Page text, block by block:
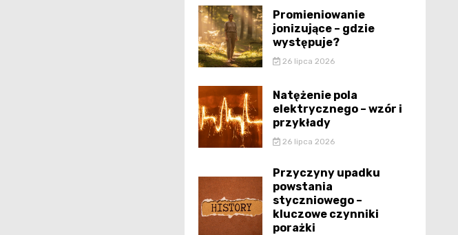
Promieniowanie
jonizujące – gdzie
występuje?
26 lipca 2026
Natężenie pola
elektrycznego – wzór i
przykłady
26 lipca 2026
Przyczyny upadku
powstania
styczniowego –
kluczowe czynniki
porażki